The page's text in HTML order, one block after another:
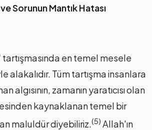
Sorunun Mantık Hatası
en temel mesele
alakalıdır. Tüm tartışma insanlara
algısının, zamanın yaratıcısı olan
kaynaklanan temel bir
maluldür diyebiliriz. (5) Allah'ın